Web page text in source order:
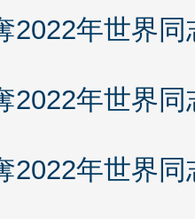
2022年世界
2022年世界
2022年世界